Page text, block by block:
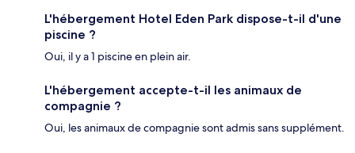
L'hébergement Hotel Eden Park dispose-t-il d'une
piscine ?
Oui, il y a 1 piscine en plein air.
L'hébergement accepte-t-il les animaux de
compagnie ?
Oui, les animaux de compagnie sont admis sans supplément.